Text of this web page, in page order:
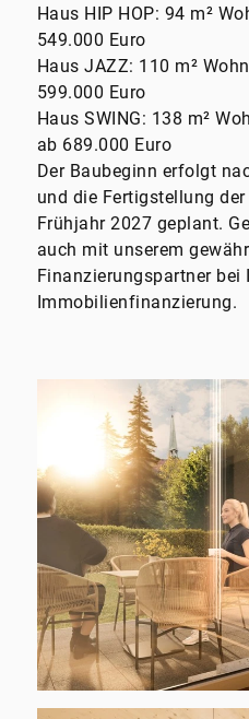
Haus HIP HOP: 94 m²
549.000 Euro
Haus JAZZ: 110 m²
599.000 Euro
Haus SWING: 138 m²
ab 689.000 Euro
Der Baubeginn erfolgt
und die Fertigstellung
Frühjahr 2027 geplant.
auch mit unserem
Finanzierungspartner bei
Immobilienfinanzierung.